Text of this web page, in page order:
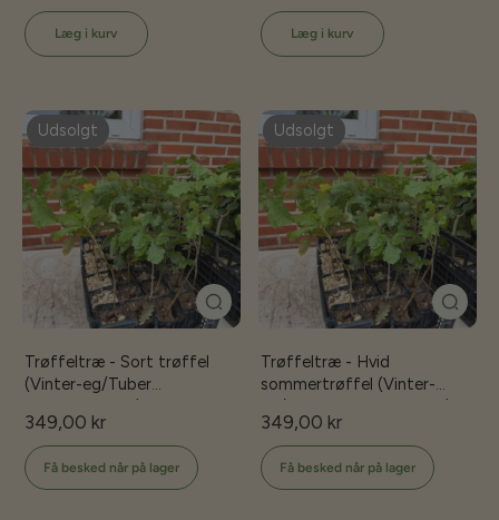
Læg i kurv Læg i kurv
Udsolgt
Trøffeltræ - Sort trøffel
(Vinter-eg/Tuber
melanosporum)
349,00 kr
Få besked når på lager
Udsolgt
Trøffeltræ - Hvid
sommertrøffel (Vinter-
eg/Tuber melanosporum)
349,00 kr
Få besked når på lager